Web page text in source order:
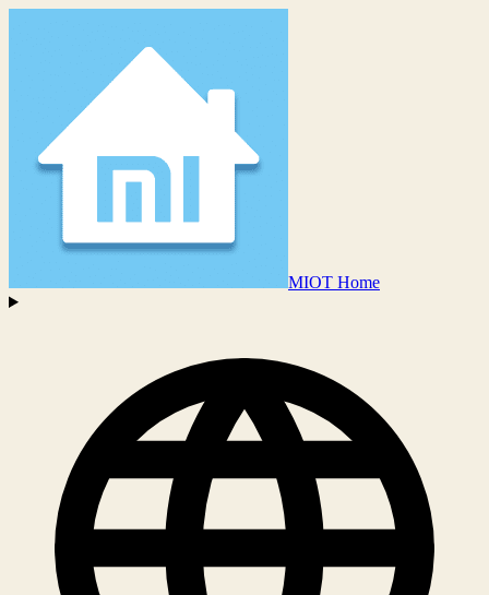
MIOT Home